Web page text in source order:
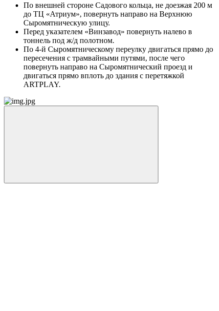
По внешней стороне Садового кольца, не доезжая 200 м
до ТЦ «Атриум», повернуть направо на Верхнюю
Сыромятническую улицу.
Перед указателем «Винзавод» повернуть налево в
тоннель под ж/д полотном.
По 4-й Сыромятническому переулку двигаться прямо до
пересечения с трамвайными путями, после чего
повернуть направо на Сыромятнический проезд и
двигаться прямо вплоть до здания с перетяжкой
ARTPLAY.